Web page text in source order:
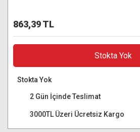
863,39 TL
Stokta Yok
Stokta Yok
2 Gün İçinde Teslimat
3000TL Üzeri Ücretsiz Kargo